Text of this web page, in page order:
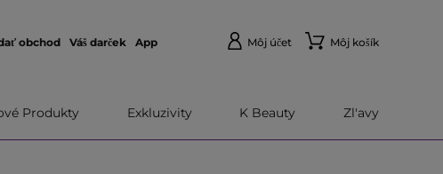
obchod Váš darček App Môj účet Môj košík
Produkty Exkluzivity K Beauty Zl'avy